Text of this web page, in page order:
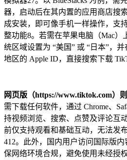
器，启动后在其内置的应用商店搜
成安装，即可像手机一样操作，支
整功能8。若需在苹果电脑（Mac）
统区域设置为 “美国” 或 “日本”，
地区的 Apple ID，直接搜索下载
网页版（https://www.tiktok.com）
需下载任何软件，通过 Chrome、
持视频浏览、搜索、点赞及评论互
前仅支持观看和基础互动，无法发
412。此外，国内用户访问国际版
保网络环境合规，避免使用未经授